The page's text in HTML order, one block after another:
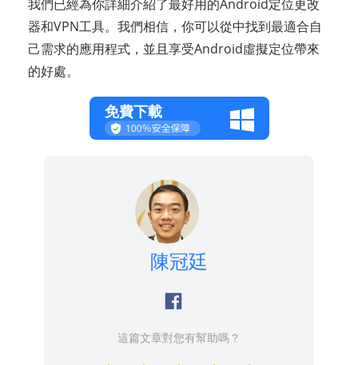
我們已經為你詳細介紹了最好用的Android定位更改
器和VPN工具。我們相信，你可以從中找到最適合自
己需求的應用程式，並且享受Android虛擬定位帶來
的好處。
免費下載
陳冠廷
這篇文章對您有幫助嗎？